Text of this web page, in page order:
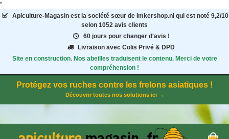
"
Apiculture-Magasinest la société sœur de Imkershop.nl qui est noté 9,2/10
selon 1052 avis clients
60 jours pour changer d'avis !
Livraison avec Colis Privé & DPD
Site en construction. Nos abeilles traduisent le contenu. Merci de votre
compréhension !
Protégez vos ruches contre les frelons asiatiques !
Découvrir toutes nos solutions ici →